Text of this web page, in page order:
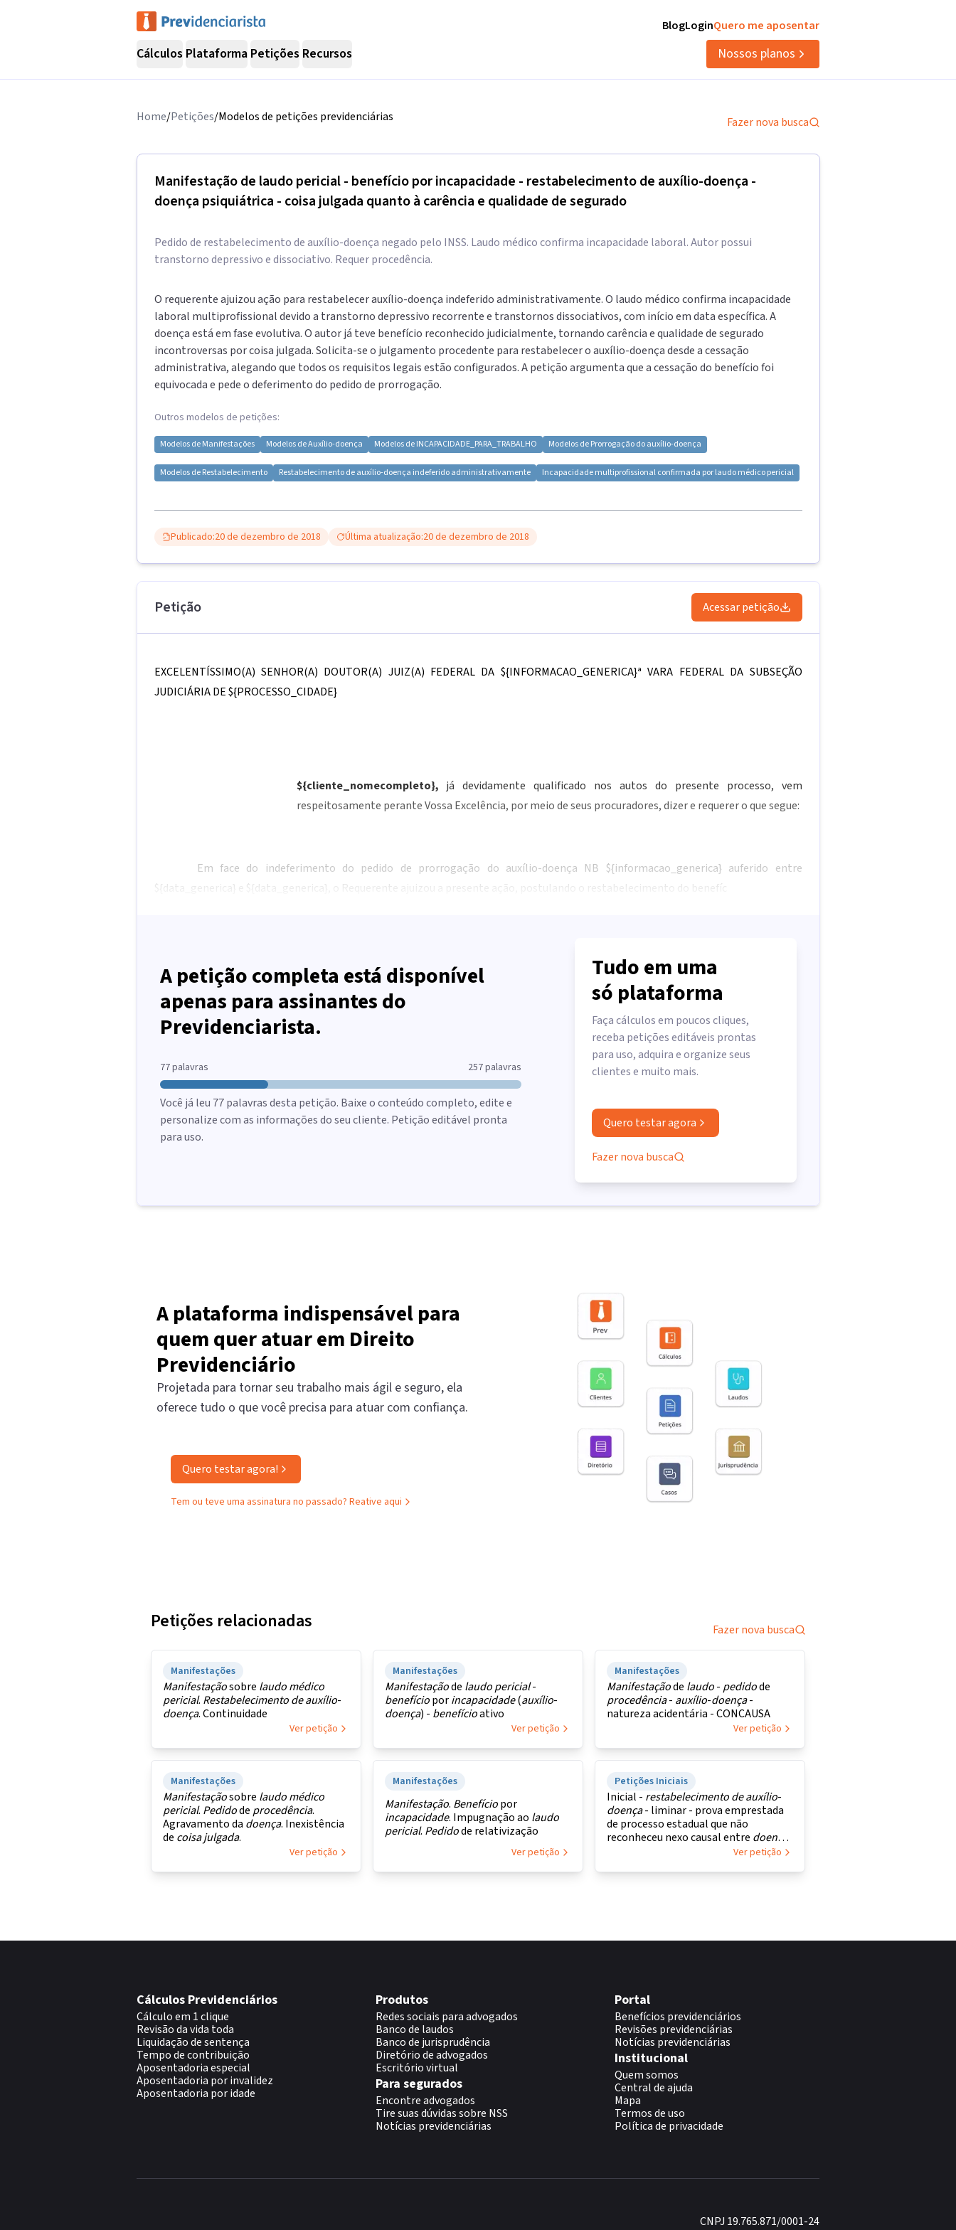
BlogLoginQuero me aposentar
Cálculos Plataforma Petições Recursos Nossos planos
Home/Petições/Modelos de petições previdenciárias Fazer nova busca
Manifestação de laudo pericial - benefício por incapacidade - restabelecimento de auxílio-doença -
doença psiquiátrica - coisa julgada quanto à carência e qualidade de segurado
Pedido de restabelecimento de auxílio-doença negado pelo INSS. Laudo médico confirma incapacidade laboral. Autor possui
transtorno depressivo e dissociativo. Requer procedência.
O requerente ajuizou ação para restabelecer auxílio-doença indeferido administrativamente. O laudo médico confirma incapacidade
laboral multiprofissional devido a transtorno depressivo recorrente e transtornos dissociativos, com início em data específica. A
doença está em fase evolutiva. O autor já teve benefício reconhecido judicialmente, tornando carência e qualidade de segurado
incontroversas por coisa julgada. Solicita-se o julgamento procedente para restabelecer o auxílio-doença desde a cessação
administrativa, alegando que todos os requisitos legais estão configurados. A petição argumenta que a cessação do benefício foi
equivocada e pede o deferimento do pedido de prorrogação.
Outros modelos de petições:
Modelos deManifestações Modelos deAuxílio-doença Modelos deINCAPACIDADE_PARA_TRABALHO Modelos deProrrogação do auxílio-doença
Modelos deRestabelecimento Restabelecimento de auxílio-doença indeferido administrativamente Incapacidade multiprofissional confirmada por laudo médico pericial
Publicado:20 de dezembro de 2018 Última atualização:20 de dezembro de 2018
Petição Acessar petição
EXCELENTÍSSIMO(A) SENHOR(A) DOUTOR(A) JUIZ(A) FEDERAL DA ${INFORMACAO_GENERICA}ª VARA FEDERAL DA SUBSEÇÃO
JUDICIÁRIA DE${PROCESSO_CIDADE}
${cliente_nomecompleto}, já devidamente qualificado nos autos do presente processo, vem
respeitosamente perante Vossa Excelência, por meio de seus procuradores, dizer e requerer o que segue:
Em face do indeferimento do pedido de prorrogação do auxílio-doença NB ${informacao_generica} auferido entre
${data_generica}
${data_generica} , o Requerente ajuizou a presente ação, postulando o restabelecimento do benefíc
A petição completa está disponível
apenas para assinantes do
Previdenciarista.
77palavras 257palavras
Você já leu 77palavras desta petição. Baixe o conteúdo completo, edite e
personalize com as informações do seu cliente. Petição editável pronta
para uso.
Tudo em uma
só plataforma
Faça cálculos em poucos cliques,
receba petições editáveis prontas
para uso, adquira e organize seus
clientes e muito mais.
Quero testar agora
Fazer nova busca
A plataforma indispensável para
quem quer atuar em Direito
Previdenciário
Projetada para tornar seu trabalho mais ágil e seguro, ela
oferece tudo o que você precisa para atuar com confiança.
Quero testar agora!
Tem ou teve uma assinatura no passado? Reative aqui
Petições relacionadas Fazer nova busca
Manifestações
Manifestaçãosobre laudo médico
pericial. Restabelecimento de auxílio-
doença. Continuidade
Ver petição
Manifestações
Manifestaçãode laudopericial-
benefícioporincapacidade(auxílio-
doença) - benefícioativo
Ver petição
Manifestações
Manifestaçãode laudo- pedidode
procedência- auxílio-doença-
natureza acidentária - CONCAUSA
Ver petição
Manifestações
Manifestaçãosobre laudo médico
pericial. Pedidode procedência.
Agravamento da doença. Inexistência
de coisa julgada.
Ver petição
Manifestações
Manifestação. Benefíciopor
incapacidade. Impugnação ao laudo
pericial. Pedidode relativização
Ver petição
Petições Iniciais
Inicial - restabelecimentodeauxílio-
doença- liminar - prova emprestada
de processo estadual que não
reconheceu nexo causal entre doença
Ver petição
Cálculos Previdenciários
Cálculo em 1 clique
Revisão da vida toda
Liquidação de sentença
Tempo de contribuição
Aposentadoria especial
Aposentadoria por invalidez
Aposentadoria por idade
Produtos
Redes sociais para advogados
Banco de laudos
Banco de jurisprudência
Diretório de advogados
Escritório virtual
Para segurados
Encontre advogados
Tire suas dúvidas sobre NSS
Notícias previdenciárias
Portal
Benefícios previdenciários
Revisões previdenciárias
Notícias previdenciárias
Institucional
Quem somos
Central de ajuda
Mapa
Termos de uso
Política de privacidade
CNPJ 19.765.871/0001-24